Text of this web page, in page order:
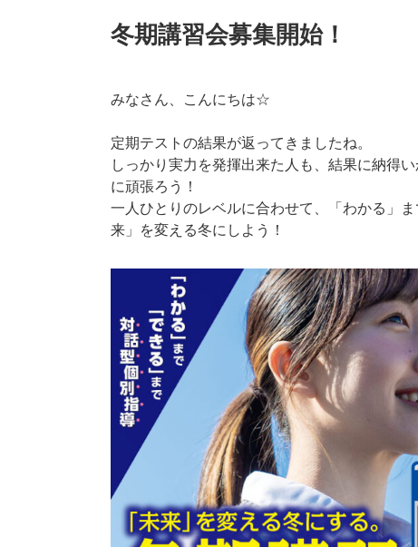
冬期講習会募集開始！
みなさん、こんにちは☆
定期テストの結果が返ってきましたね。
しっかり実力を発揮出来た人も、結果に納得
に頑張ろう！
一人ひとりのレベルに合わせて、「わかる」
来」を変える冬にしよう！